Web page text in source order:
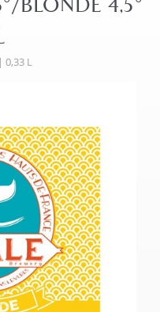
BLONDE 4,5°
0,33 L